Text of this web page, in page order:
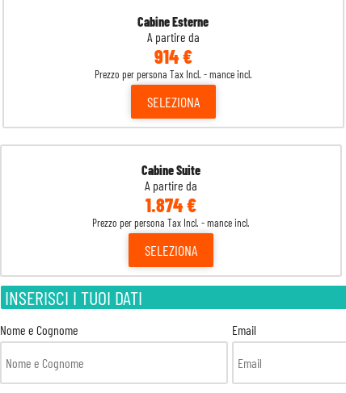
Cabine Esterne
A partire da
914 €
Prezzo per persona Tax Incl. - mance incl.
SELEZIONA
Cabine Suite
A partire da
1.874 €
Prezzo per persona Tax Incl. - mance incl.
SELEZIONA
INSERISCI I TUOI DATI
Nome e Cognome Email